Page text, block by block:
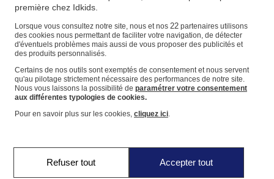
Vos informations personnelles
Suivre une commande
Magasin
Panier
Favoris
Jeux 0-2 ans
première chez Idkids.
Lorsque vous consultez notre site, nous et nos 22partenaires utilisons
des cookies nous permettant de faciliter votre navigation, de détecter
d'éventuels problèmes mais aussi de vous proposer des publicités et
des produits personnalisés.
Certains de nos outils sont exemptés de consentement et nous servent
qu'au pilotage strictement nécessaire des performances de notre site.
Nous vous laissons la possibilité de paramétrer votre consentement
aux différentes typologies de cookies.
Pour en savoir plus sur les cookies, cliquez ici.
Refuser tout Accepter tout